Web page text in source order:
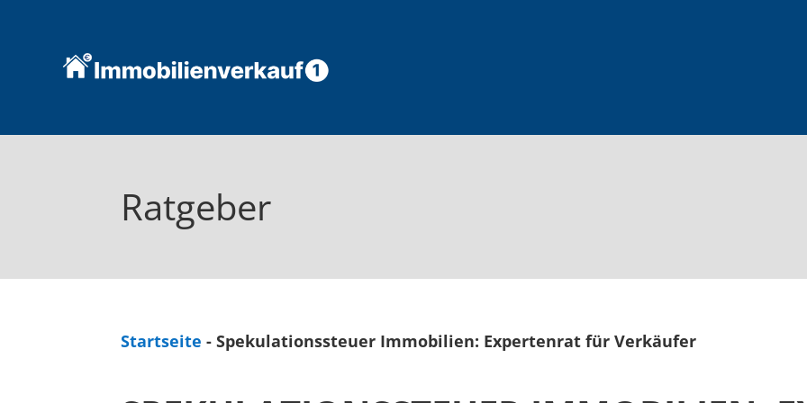
Ratgeber
Startseite -Spekulationssteuer Immobilien: Expertenrat für Verkäufer